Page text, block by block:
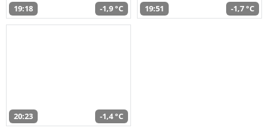
19:18 -1,9 °C 19:51 -1,7 °C
20:23 -1,4 °C